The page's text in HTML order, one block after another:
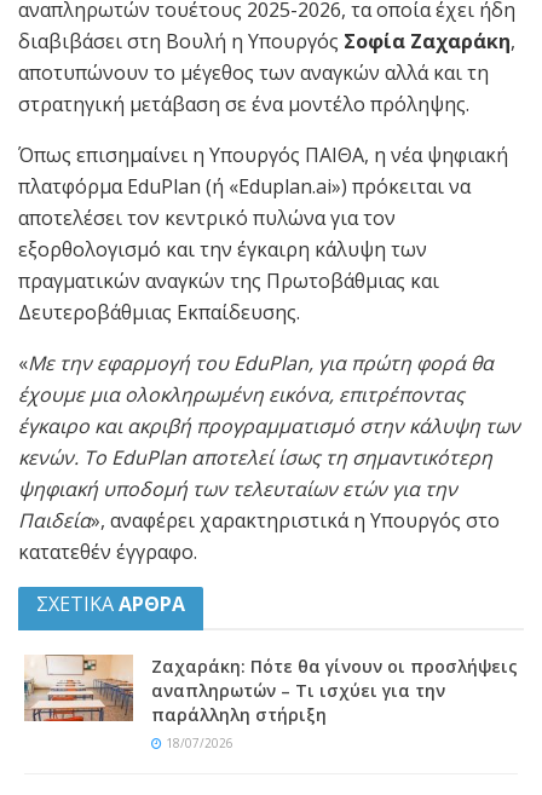
αναπληρωτών τουέτους 2025-2026, τα οποία έχει ήδη
διαβιβάσει στη Βουλή η Υπουργός Σοφία Ζαχαράκη,
αποτυπώνουν το μέγεθος των αναγκών αλλά και τη
στρατηγική μετάβαση σε ένα μοντέλο πρόληψης.
Όπως επισημαίνει η Υπουργός ΠΑΙΘΑ, η νέα ψηφιακή
πλατφόρμα EduPlan (ή «Eduplan.ai») πρόκειται να
αποτελέσει τον κεντρικό πυλώνα για τον
εξορθολογισμό και την έγκαιρη κάλυψη των
πραγματικών αναγκών της Πρωτοβάθμιας και
Δευτεροβάθμιας Εκπαίδευσης.
«Με την εφαρμογή του EduPlan, για πρώτη φορά θα
έχουμε μια ολοκληρωμένη εικόνα, επιτρέποντας
έγκαιρο και ακριβή προγραμματισμό στην κάλυψη των
κενών. Το EduPlan αποτελεί ίσως τη σημαντικότερη
ψηφιακή υποδομή των τελευταίων ετών για την
Παιδεία», αναφέρει χαρακτηριστικά η Υπουργός στο
κατατεθέν έγγραφο.
ΣΧΕΤΙΚΑΑΡΘΡΑ
Ζαχαράκη: Πότε θα γίνουν οι προσλήψεις
αναπληρωτών – Τι ισχύει για την
παράλληλη στήριξη
18/07/2026